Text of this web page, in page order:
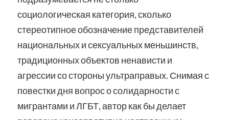
социологическая категория, сколько
стереотипное обозначение представителей
национальных и сексуальных меньшинств,
традиционных объектов ненависти и
агрессии со стороны ультраправых. Снимая с
повестки дня вопрос о солидарности с
мигрантами и ЛГБТ, автор как бы делает